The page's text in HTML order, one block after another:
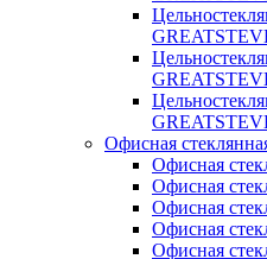
Офисная
Офисная
Офисная
Офисная
Офисная
Офисная